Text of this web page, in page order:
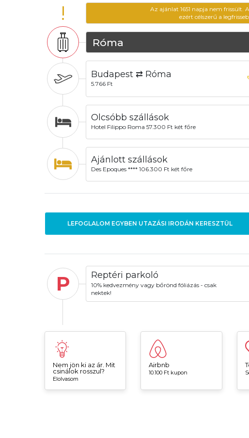
!
Az ajánlat 1651 napja nem
ezért célszerű a
Róma
Budapest ⇄ Róma
5.766 Ft
Olcsóbb szállások
Hotel Filippo Roma 57.300 Ft két főre
Ajánlott szállások
Des Epoques **** 106.300 Ft két főre
LEFOGLALOM EGYBEN UTAZÁSI IRODÁN KERESZTÜL
P Reptéri parkoló
10% kedvezmény vagy bőrönd fóliázás - csak
nektek!
Nem jön ki az ár. Mit
csinálok rosszul?
Elolvasom
Airbnb
10.100 Ft kupon